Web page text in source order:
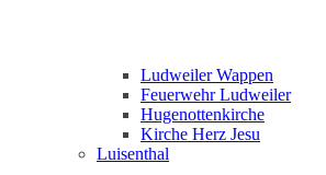
Ludweiler Wappen
Feuerwehr Ludweiler
Hugenottenkirche
Kirche Herz Jesu
Luisenthal